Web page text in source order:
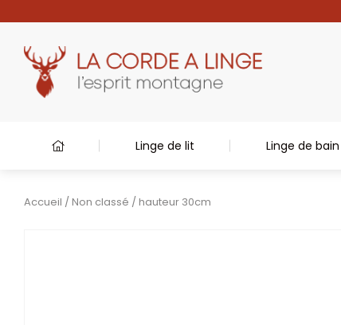
Linge de lit Linge de bain
Accueil / Non classé / hauteur 30cm